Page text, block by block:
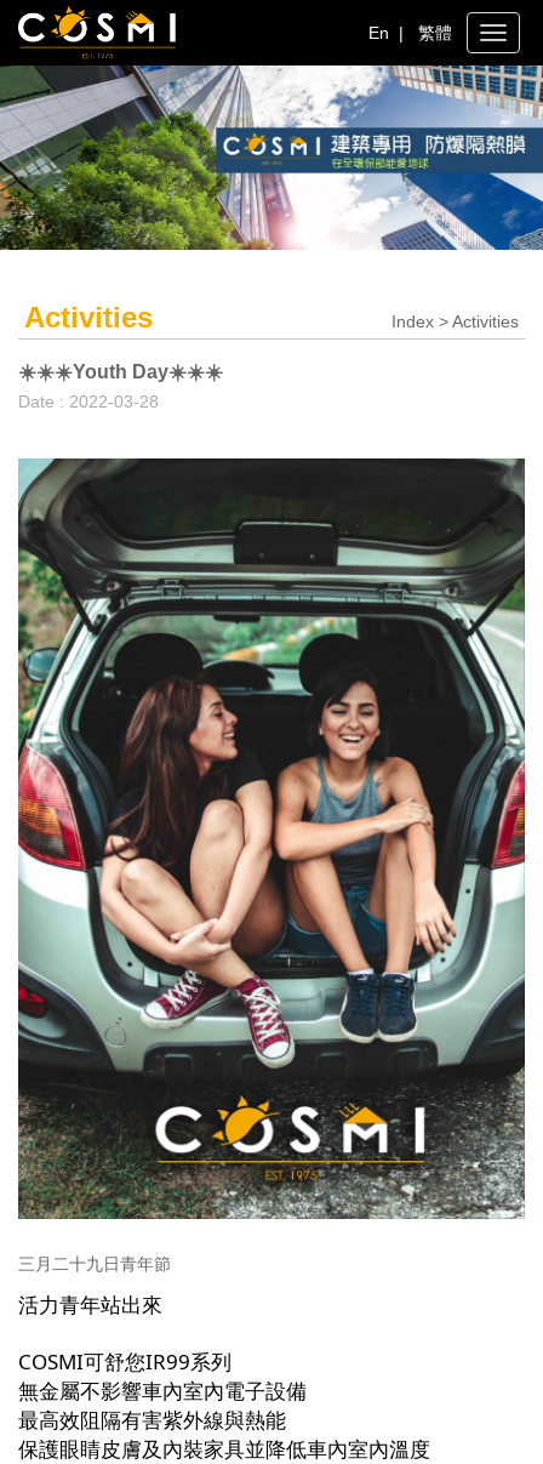
Toggle
En | 繁體
Activities Index > Activities
☀️☀️☀️Youth Day☀️☀️☀️
Date : 2022-03-28
三月二十九日青年節
活力青年站出來
COSMI可舒您IR99系列
無金屬不影響車內室內電子設備
最高效阻隔有害紫外線與熱能
保護眼睛皮膚及內裝家具並降低車內室內溫度